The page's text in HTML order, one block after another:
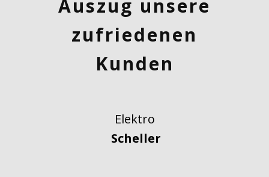
Auszug unsere
zufriedenen
Kunden
Elektro
Scheller